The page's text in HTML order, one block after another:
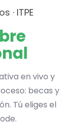
· ITPE
en vivo y
becas y
Tú eliges el